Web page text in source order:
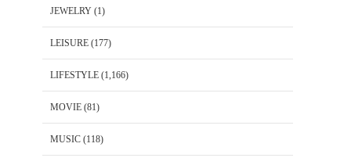
JEWELRY (1)
LEISURE (177)
LIFESTYLE (1,166)
MOVIE (81)
MUSIC (118)